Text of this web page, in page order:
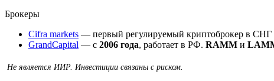
Брокеры
Cifra markets — первый регулируемый криптоброкер в СНГ
GrandCapital — с 2006 года, работает в РФ. RAMM и
️ Не является ИИР. Инвестиции связаны с риском.